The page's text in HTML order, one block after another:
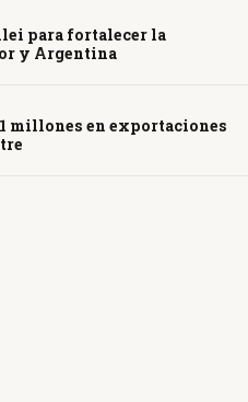
para fortalecer la
y Argentina
millones en exportaciones